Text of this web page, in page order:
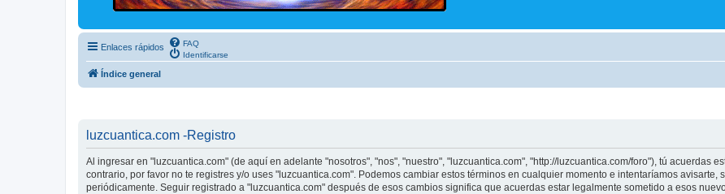
Enlaces rápidos
FAQ
Identificarse
Índice general
luzcuantica.com -Registro
Al ingresar en "luzcuantica.com" (de aquí en adelante "nosotros", "nos", "nuestro", "luzcuantica.com", "http://luzcuantica.com/foro"), tú acuerdas
contrario, por favor no te registres y/o uses "luzcuantica.com". Podemos cambiar estos términos en cualquier momento e intentaríamos
periódicamente. Seguir registrado a "luzcuantica.com" después de esos cambios significa que acuerdas estar legalmente sometido a esos